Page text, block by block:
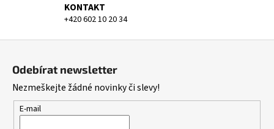
p
u
KONTAKT
+420 602 10 20 34
Odebírat newsletter
Nezmeškejte žádné novinky či slevy!
E-mail